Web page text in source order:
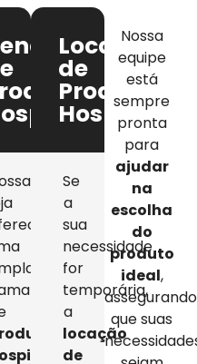
Locação
de
Produtos
Se
a
sua
necessidade
for
temporária,
a
locação
de
Nossa
equipe
está
sempre
pronta
para
ajudar
na
escolha
do
produto
ideal,
assegurando
que suas